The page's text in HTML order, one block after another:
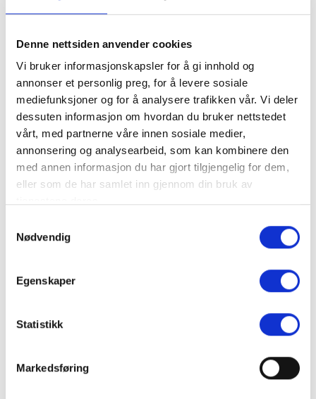
Denne nettsiden anvender cookies
Vi bruker informasjonskapsler for å gi innhold og
annonser et personlig preg, for å levere sosiale
mediefunksjoner og for å analysere trafikken vår. Vi deler
dessuten informasjon om hvordan du bruker nettstedet
vårt, med partnerne våre innen sosiale medier,
annonsering og analysearbeid, som kan kombinere den
med annen informasjon du har gjort tilgjengelig for dem,
eller som de har samlet inn gjennom din bruk av
Nødvendig
Egenskaper
Statistikk
Markedsføring